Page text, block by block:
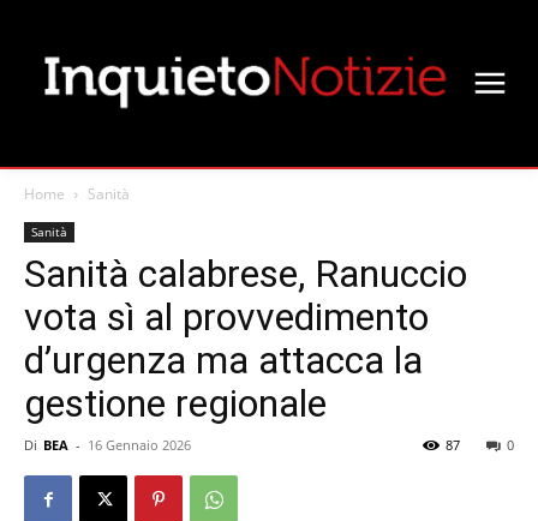
Home Sanità
Sanità
Sanità calabrese, Ranuccio
vota sì al provvedimento
d’urgenza ma attacca la
gestione regionale
Di BEA - 16 Gennaio 2026 0
87